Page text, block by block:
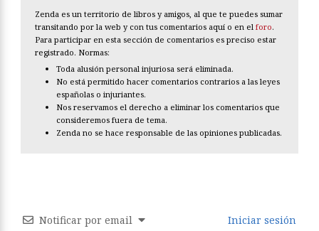
Zenda es un territorio de libros y amigos, al que te puedes sumar
transitando por la web y con tus comentarios aquí o en el foro.
Para participar en esta sección de comentarios es preciso estar
registrado. Normas:
Toda alusión personal injuriosa será eliminada.
No está permitido hacer comentarios contrarios a las leyes
españolas o injuriantes.
Nos reservamos el derecho a eliminar los comentarios que
consideremos fuera de tema.
Zenda no se hace responsable de las opiniones publicadas.
Notificar por email Iniciar sesión